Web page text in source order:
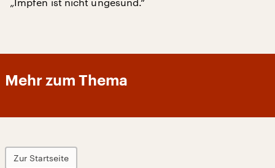
Mehr zum Thema
Zur Startseite